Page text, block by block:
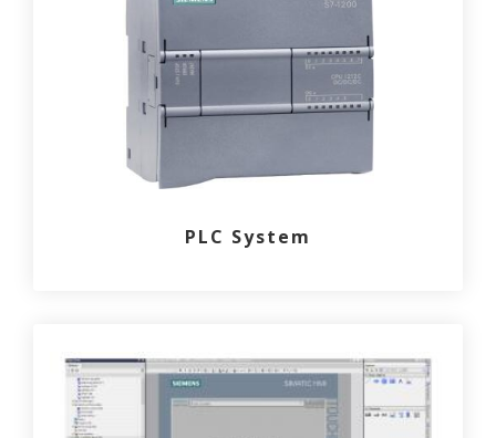
PLC System